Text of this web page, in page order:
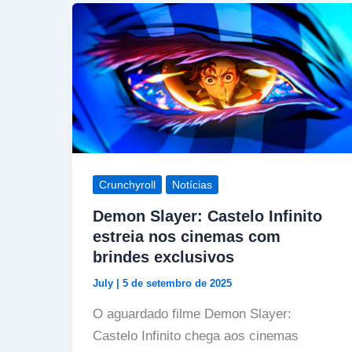
Crunchyroll Notícias
Demon Slayer: Castelo Infinito
estreia nos cinemas com
brindes exclusivos
July 5 de setembro de 2025
O aguardado filme Demon Slayer:
Castelo Infinito chega aos cinemas